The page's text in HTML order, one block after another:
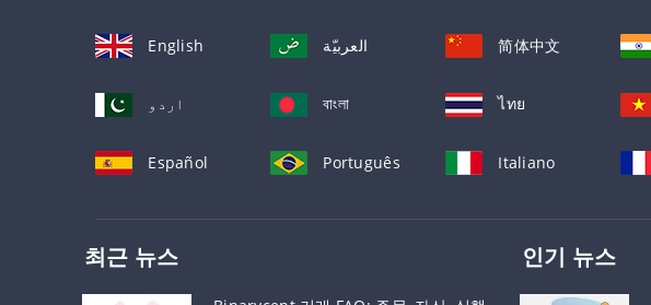
English العربيّة 简体中文
اردو বাংলা ไทย
Español Português Italiano
최근 뉴스 인기 뉴스